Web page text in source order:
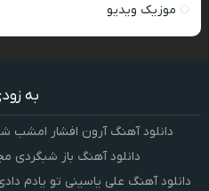
موزیک ویدیو
به
دانلود آهنگ آرون افشار
دانلود آهنگ باز
دانلود آهنگ علی یاسینی تو یادم